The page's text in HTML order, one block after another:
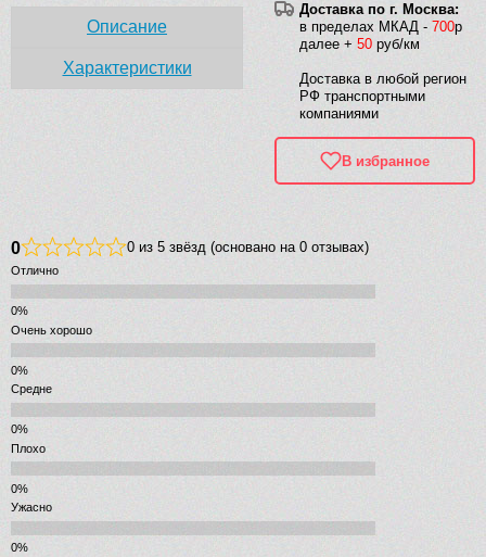
Доставка по г. Москва:
в пределах МКАД - 700р
далее + 50 руб/км
Доставка в любой регион
РФ транспортными
компаниями
В избранное
Описание
Характеристики
0 0 из 5 звёзд (основано на 0 отзывах)
Отлично
Очень хорошо
Средне
Плохо
Ужасно